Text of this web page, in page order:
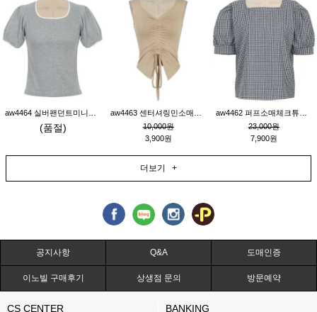
(품절)
10,000원
3,900원
23,000원
7,900원
더보기 +
공지사항 Q&A 도매인증
이노빌 구매후기 상생점 문의 방문예약
CS CENTER BANKING